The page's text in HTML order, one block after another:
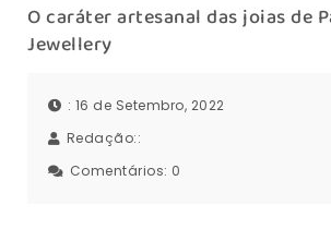
O caráter artesanal das joias de
Jewellery
: 16 de Setembro, 2022
Redação::
Comentários: 0